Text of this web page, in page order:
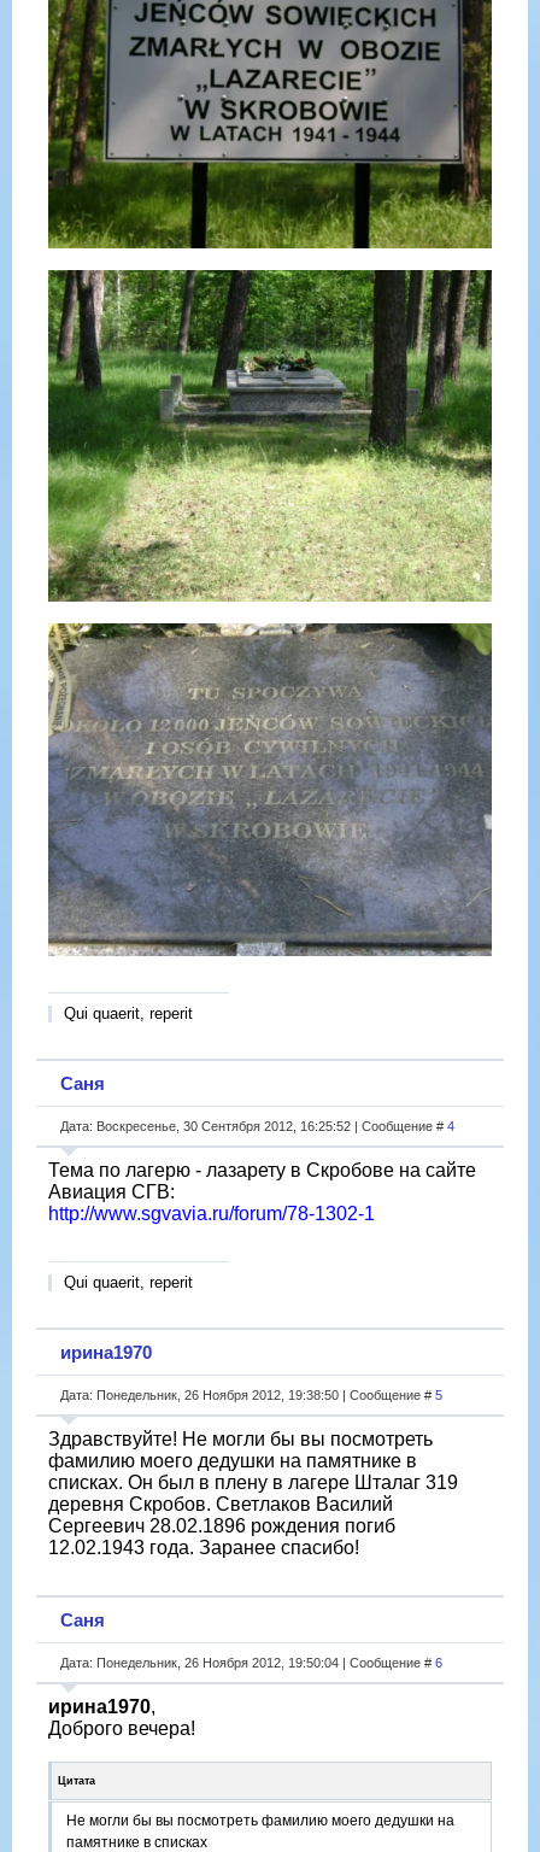
Qui quaerit, reperit
Саня
Дата: Воскресенье, 30 Сентября 2012, 16:25:52 | Сообщение # 4
Тема по лагерю - лазарету в Скробове на сайте
Авиация СГВ:
http://www.sgvavia.ru/forum/78-1302-1
Qui quaerit, reperit
ирина1970
Дата: Понедельник, 26 Ноября 2012, 19:38:50 | Сообщение # 5
Здравствуйте! Не могли бы вы посмотреть
фамилию моего дедушки на памятнике в
списках. Он был в плену в лагере Шталаг 319
деревня Скробов. Светлаков Василий
Сергеевич 28.02.1896 рождения погиб
12.02.1943 года. Заранее спасибо!
Саня
Дата: Понедельник, 26 Ноября 2012, 19:50:04 | Сообщение # 6
ирина1970,
Доброго вечера!
Цитата
Не могли бы вы посмотреть фамилию моего дедушки на
памятнике в списках